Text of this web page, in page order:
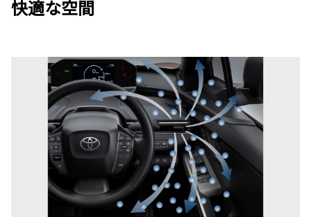
快適な空間